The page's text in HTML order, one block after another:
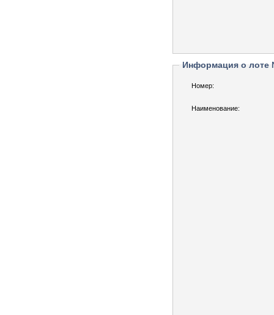
Информация о лоте
Номер:
Наименование: